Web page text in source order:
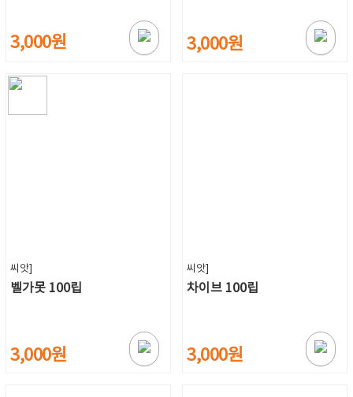
3,000원 3,000원
씨앗]
벨가못 100립
3,000원
씨앗]
차이브 100립
3,000원